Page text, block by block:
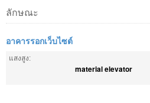
ลักษณะ
อาคารรอกเว็บไซต์
แสงสูง:
material elevator